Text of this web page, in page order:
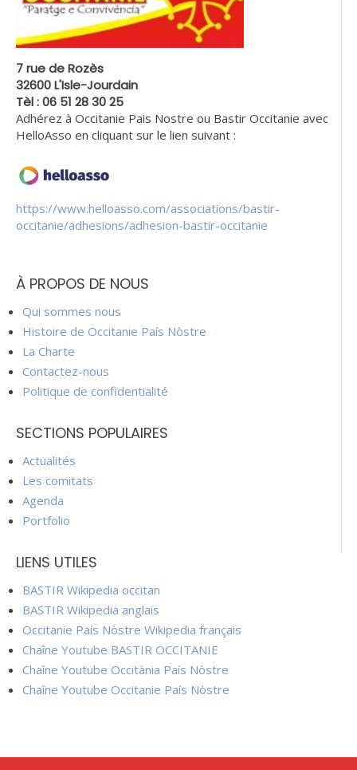
7 rue de Rozès
32600 L'Isle-Jourdain
Tèl : 06 51 28 30 25
Adhérez à Occitanie Pais Nostre ou Bastir Occitanie avec
HelloAsso en cliquant sur le lien suivant :
https://www.helloasso.com/associations/bastir-
occitanie/adhesions/adhesion-bastir-occitanie
À PROPOS DE NOUS
Qui sommes nous
Histoire de Occitanie País Nòstre
La Charte
Contactez-nous
Politique de confidentialité
SECTIONS POPULAIRES
Actualités
Les comitats
Agenda
Portfolio
LIENS UTILES
BASTIR Wikipedia occitan
BASTIR Wikipedia anglais
Occitanie País Nòstre Wikipedia français
Chaîne Youtube BASTIR OCCITANIE
Chaîne Youtube Occitània País Nòstre
Chaîne Youtube Occitanie País Nòstre